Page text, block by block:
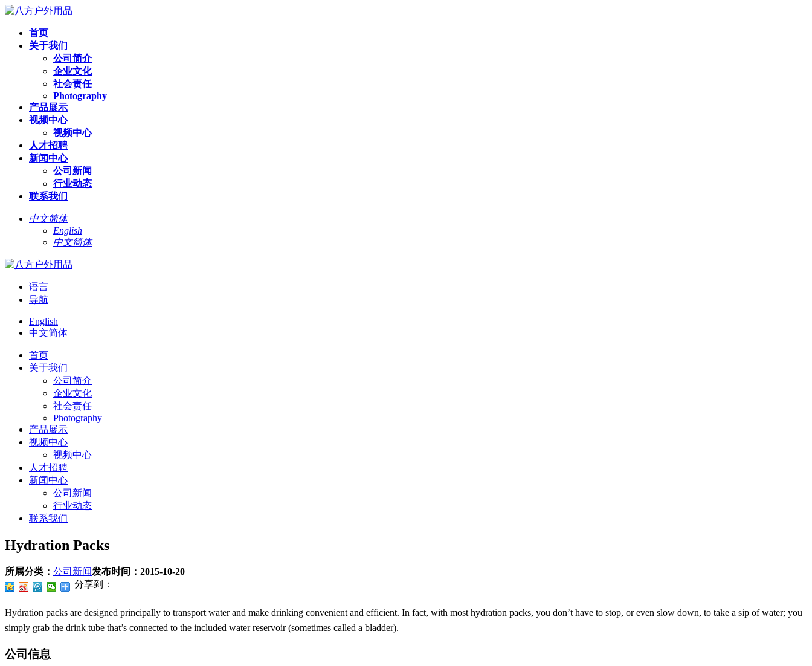
首页
关于我们
公司简介
企业文化
社会责任
Photography
产品展示
视频中心
视频中心
人才招聘
新闻中心
公司新闻
行业动态
联系我们
中文简体
English
中文简体
语言
导航
English
中文简体
首页
关于我们
公司简介
企业文化
社会责任
Photography
产品展示
视频中心
视频中心
人才招聘
新闻中心
公司新闻
行业动态
联系我们
Hydration Packs
所属分类： 公司新闻发布时间： 2015-10-20
分享到：
Hydration packs are designed principally to transport water and make drinking convenient and efficient. In fact, with most hydration packs, you don’t have to stop, or even slow down, to take a sip of water; you
simply grab the drink tube that’s connected to the included water reservoir (sometimes called a bladder).
公司信息